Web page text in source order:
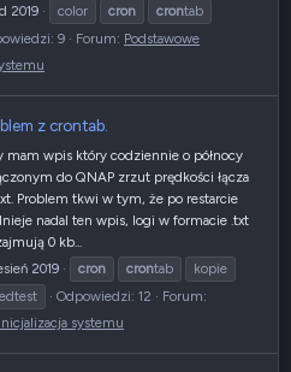
2019 color cron crontab
9 Forum: Podstawowe
z crontab.
mam wpis który codziennie o północy
do QNAP zrzut prędkości łącza
Problem tkwi w tym, że po restarcie
nadal ten wpis, logi w formacie .txt
0 kb...
2019 cron crontab
kopie
Odpowiedzi: 12
Forum:
systemu